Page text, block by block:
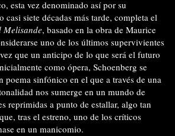
esta vez denominado así por su
casi siete décadas más tarde, completa el
Melisande, basado en la obra de Maurice
uno de los últimos supervivientes
que un anticipo de lo que será el futuro
como ópera, Schoenberg se
poema sinfónico en el que a través de una
nos sumerge en un mundo de
reprimidas a punto de estallar, algo tan
tras el estreno, uno de los críticos
en un manicomio.